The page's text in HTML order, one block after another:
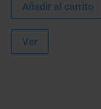
Añadir al carrito
Ver